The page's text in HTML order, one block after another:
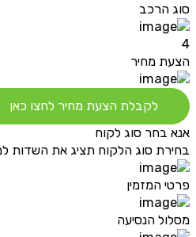
סוג הרכב
4
הצעת מחיר
לקבלת הצעת מחיר לחצו כאן
אנא בחר סוג לקוח
בחירת סוג הלקוח תציג את השדות
פרטי המזמין
מסלול הנסיעה